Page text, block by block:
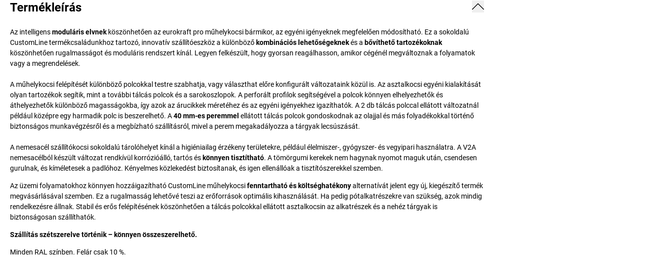
Termékleírás
Az intelligensmoduláris elvnek köszönhetően az eurokraft pro műhelykocsi bármikor, az egyéni igényeknek megfelelően módosítható. Ez a sokoldalú
CustomLine termékcsaládunkhoz tartozó, innovatív szállítóeszköz a különböző kombinációs lehetőségeknekés a bővíthető tartozékoknak
köszönhetően rugalmasságot és moduláris rendszert kínál. Legyen felkészült, hogy gyorsan reagálhasson, amikor cégénél megváltoznak a folyamatok
vagy a megrendelések.
A műhelykocsi felépítését különböző polcokkal testre szabhatja, vagy választhat előre konfigurált változataink közül is. Az asztalkocsi egyéni kialakítását
olyan tartozékok segítik, mint a további tálcás polcok és a sarokoszlopok. A perforált profilok segítségével a polcok könnyen elhelyezhetők és
áthelyezhetők különböző magasságokba, így azok az árucikkek méretéhez és az egyéni igényekhez igazíthatók. A 2 db tálcás polccal ellátott változatnál
például középre egy harmadik polc is beszerelhető. A40 mm-es peremmel ellátott tálcás polcok gondoskodnak az olajjal és más folyadékokkal történő
biztonságos munkavégzésről és a megbízható szállításról, mivel a perem megakadályozza a tárgyak lecsúszását.
A nemesacél szállítókocsi sokoldalú tárolóhelyet kínál a higiéniailag érzékeny területekre, például élelmiszer-, gyógyszer- és vegyipari használatra. A V2A
nemesacélból készült változat rendkívül korrózióálló, tartós és könnyen tisztítható. A tömörgumi kerekek nem hagynak nyomot maguk után, csendesen
gurulnak, és kíméletesek a padlóhoz. Kényelmes közlekedést biztosítanak, és igen ellenállóak a tisztítószerekkel szemben.
Az üzemi folyamatokhoz könnyen hozzáigazítható CustomLine műhelykocsifenntartható és költséghatékonyalternatívát jelent egy új, kiegészítő termék
megvásárlásával szemben. Ez a rugalmasság lehetővé teszi az erőforrások optimális kihasználását. Ha pedig pótalkatrészekre van szükség, azok mindig
rendelkezésre állnak. Stabil és erős felépítésének köszönhetően a tálcás polcokkal ellátott asztalkocsin az alkatrészek és a nehéz tárgyak is
biztonságosan szállíthatók.
Szállítás szétszerelve történik – könnyen összeszerelhető.
Minden RAL színben. Felár csak 10 %.